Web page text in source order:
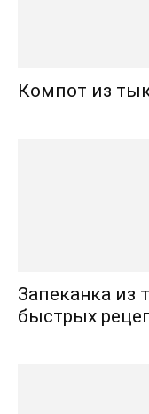
Компот из
Запеканка из
быстрых